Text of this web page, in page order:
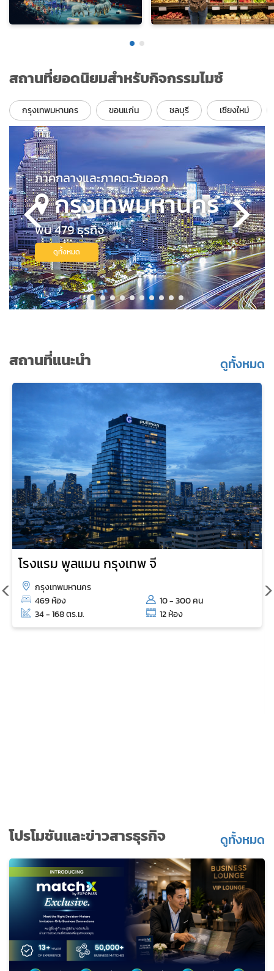
สถานที่ยอดนิยมสำหรับกิจกรรมไมซ์
กรุงเทพมหานคร ขอนแก่น ชลบุรี เชียงใหม่
ภาคกลางและภาคตะวันออก
กรุงเทพมหานคร
พบ 479 ธุรกิจ
ดูทั้งหมด
สถานที่แนะนำ ดูทั้งหมด
โรงแรม พูลแมน กรุงเทพ จี
กรุงเทพมหานคร
469 ห้อง
10 - 300 คน
34 - 168 ตร.ม.
12 ห้อง
โปรโมชันและข่าวสารธุรกิจ ดูทั้งหมด